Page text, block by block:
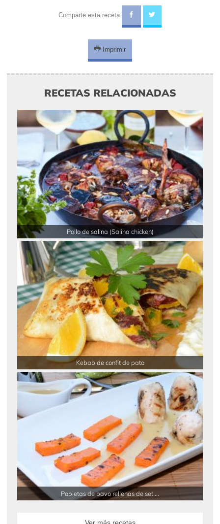
Comparte esta receta
Imprimir
RECETAS RELACIONADAS
Pollo de salina (Salina chicken)
Kebab de confit de pato
Popietas de pavo rellenas de set ...
Ver más recetas